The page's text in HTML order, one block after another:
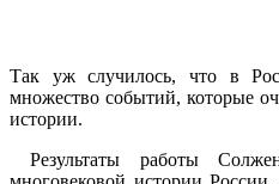
Так уж случилось, что в
множество событий, которые
истории.
Результаты работы